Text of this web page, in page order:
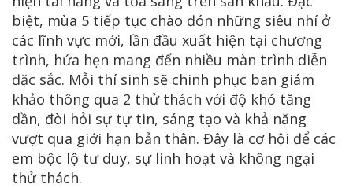
biệt, mùa 5 tiếp tục chào đón những siêu nhí ở
các lĩnh vực mới, lần đầu xuất hiện tại chương
trình, hứa hẹn mang đến nhiều màn trình diễn
đặc sắc. Mỗi thí sinh sẽ chinh phục ban giám
khảo thông qua 2 thử thách với độ khó tăng
dần, đòi hỏi sự tự tin, sáng tạo và khả năng
vượt qua giới hạn bản thân. Đây là cơ hội để các
em bộc lộ tư duy, sự linh hoạt và không ngại
thử thách.